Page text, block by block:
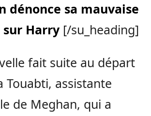
dénonce sa mauvaise
Harry [/su_heading]
fait suite au départ
Touabti, assistante
de Meghan, qui a